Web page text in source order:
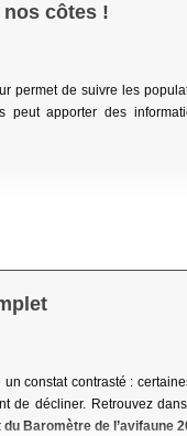
côtes !
permet de suivre les
peut apporter des
constat contrasté :
de décliner. Retrouvez
Baromètre de l’avifaune